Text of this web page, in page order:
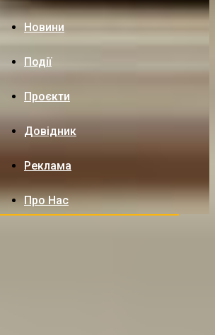
Новини
Події
Проєкти
Довідник
Реклама
Про Нас